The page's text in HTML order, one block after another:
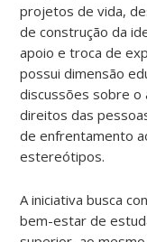
projetos de vida,
de construção da
apoio e troca de
possui dimensão
discussões sobre o
direitos das
de enfrentamento
estereótipos.
A iniciativa busca
bem-estar de